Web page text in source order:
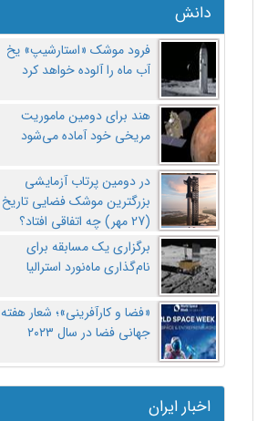
دانش
فرود موشک «استارشیپ» یخ
آب ماه را آلوده خواهد کرد
هند برای دومین ماموریت
مریخی خود آماده می‌شود
در دومین پرتاب آزمایشی
بزرگترین موشک فضایی تاریخ
(27 مهر‌) چه اتفاقی افتاد؟
برگزاری یک مسابقه برای
نام‌گذاری ماه‌نورد استرالیا
«فضا و کارآفرینی»؛ شعار هفته
جهانی فضا در سال ۲۰۲۳
اخبار ایران